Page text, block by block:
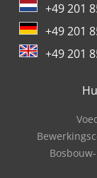
Trailer And
Versalift
+49 201
+49 201
+49 201